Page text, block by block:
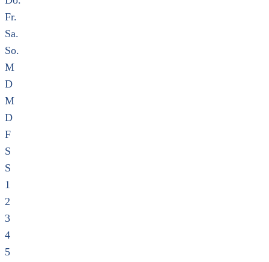
Fr.
Sa.
So.
M
D
M
D
F
S
S
1
2
3
4
5